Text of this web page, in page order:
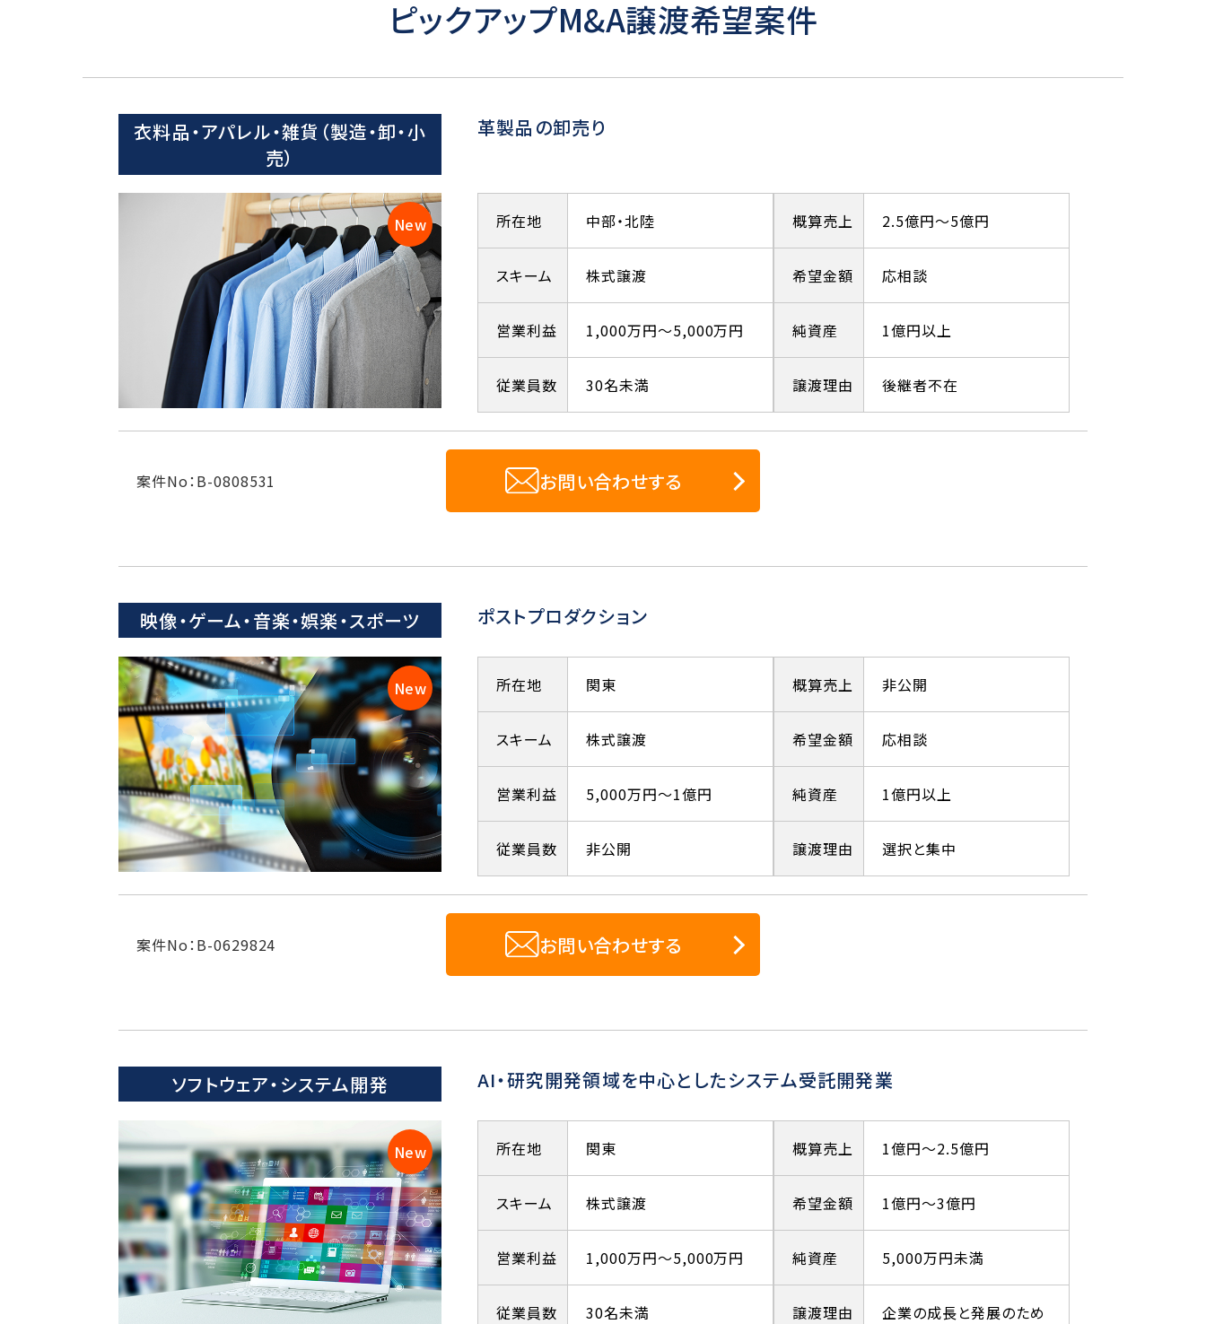
ピックアップM&A譲渡希望案件
衣料品・アパレル・雑貨（製造・卸・小
売）
革製品の卸売り
所在地 中部・北陸
スキーム 株式譲渡
営業利益 1,000万円～5,000万円
従業員数 30名未満
概算売上 2.5億円～5億円
希望金額 応相談
純資産 1億円以上
譲渡理由 後継者不在
案件No：B-0808531 お問い合わせする
映像・ゲーム・音楽・娯楽・スポーツ ポストプロダクション
所在地 関東
スキーム 株式譲渡
営業利益 5,000万円～1億円
従業員数 非公開
概算売上 非公開
希望金額 応相談
純資産 1億円以上
譲渡理由 選択と集中
案件No：B-0629824 お問い合わせする
ソフトウェア・システム開発 AI・研究開発領域を中心としたシステム受託開発業
所在地 関東
スキーム 株式譲渡
営業利益 1,000万円～5,000万円
従業員数 30名未満
概算売上 1億円～2.5億円
希望金額 1億円～3億円
純資産 5,000万円未満
譲渡理由 企業の成長と発展のため